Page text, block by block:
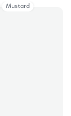
Mustard